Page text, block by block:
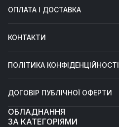
ОПЛАТА І ДОСТАВКА
КОНТАКТИ
ПОЛІТИКА КОНФІДЕНЦІЙНОСТІ
ДОГОВІР ПУБЛІЧНОЇ ОФЕРТИ
ОБЛАДНАННЯ
ЗА КАТЕГОРІЯМИ